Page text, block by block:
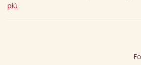
più